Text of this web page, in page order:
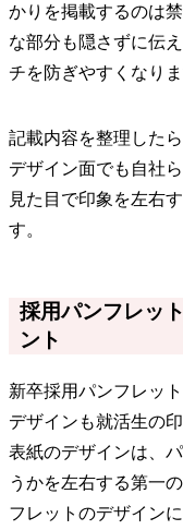
かりを掲載するのは
な部分も隠さずに伝
チを防ぎやすくなりま
記載内容を整理した
デザイン面でも自社
見た目で印象を左右
す。
採用パンフレッ
ント
新卒採用パンフレッ
デザインも就活生の
表紙のデザインは、
うかを左右する第一
フレットのデザイン